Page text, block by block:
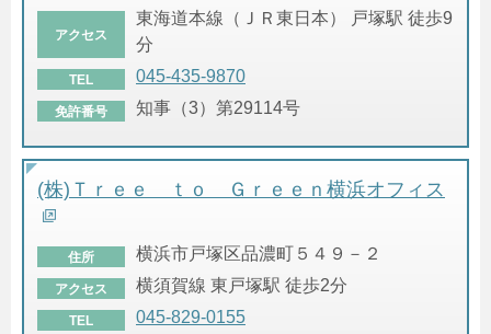
アクセス
東海道本線（ＪＲ東日本） 戸塚駅 徒歩9
分
TEL 045-435-9870
免許番号 知事（3）第29114号
(株)Ｔｒｅｅ ｔｏ Ｇｒｅｅｎ横浜オフィス
住所 横浜市戸塚区品濃町５４９－２
アクセス 横須賀線 東戸塚駅 徒歩2分
TEL 045-829-0155